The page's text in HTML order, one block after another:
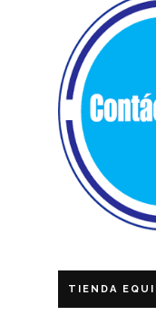
TIENDA